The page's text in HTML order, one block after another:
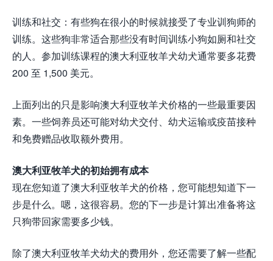
训练和社交：有些狗在很小的时候就接受了专业训狗师的
训练。这些狗非常适合那些没有时间训练小狗如厕和社交
的人。参加训练课程的澳大利亚牧羊犬幼犬通常要多花费
200 至 1,500 美元。
上面列出的只是影响澳大利亚牧羊犬价格的一些最重要因
素。一些饲养员还可能对幼犬交付、幼犬运输或疫苗接种
和免费赠品收取额外费用。
澳大利亚牧羊犬的初始拥有成本
现在您知道了澳大利亚牧羊犬的价格，您可能想知道下一
步是什么。嗯，这很容易。您的下一步是计算出准备将这
只狗带回家需要多少钱。
除了澳大利亚牧羊犬幼犬的费用外，您还需要了解一些配